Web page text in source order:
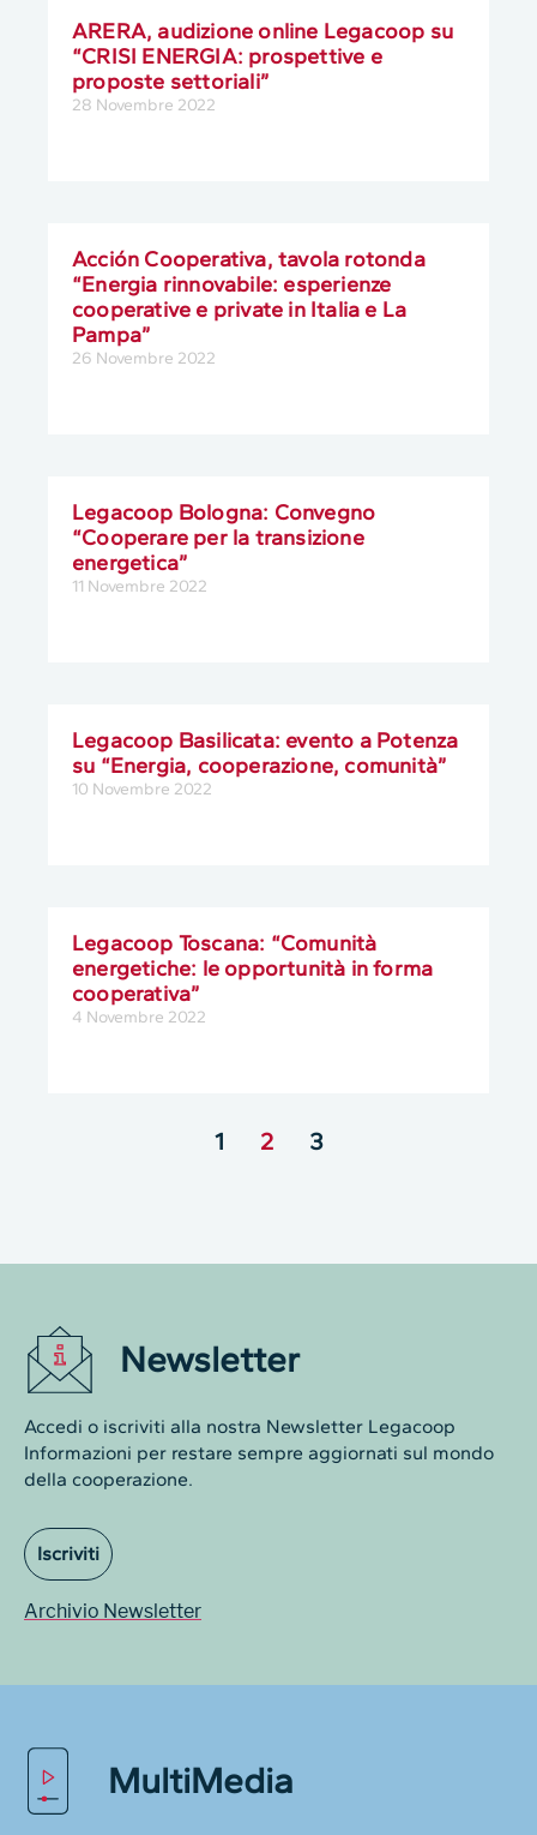
ARERA, audizione online Legacoop su
“CRISI ENERGIA: prospettive e
proposte settoriali”
28 Novembre 2022
Acción Cooperativa, tavola rotonda
“Energia rinnovabile: esperienze
cooperative e private in Italia e La
Pampa”
26 Novembre 2022
Legacoop Bologna: Convegno
“Cooperare per la transizione
energetica”
11 Novembre 2022
Legacoop Basilicata: evento a Potenza
su “Energia, cooperazione, comunità”
10 Novembre 2022
Legacoop Toscana: “Comunità
energetiche: le opportunità in forma
cooperativa”
4 Novembre 2022
1 2 3
Newsletter
Accedi o iscriviti alla nostra Newsletter Legacoop
Informazioni per restare sempre aggiornati sul mondo
della cooperazione.
Iscriviti
Archivio Newsletter
MultiMedia